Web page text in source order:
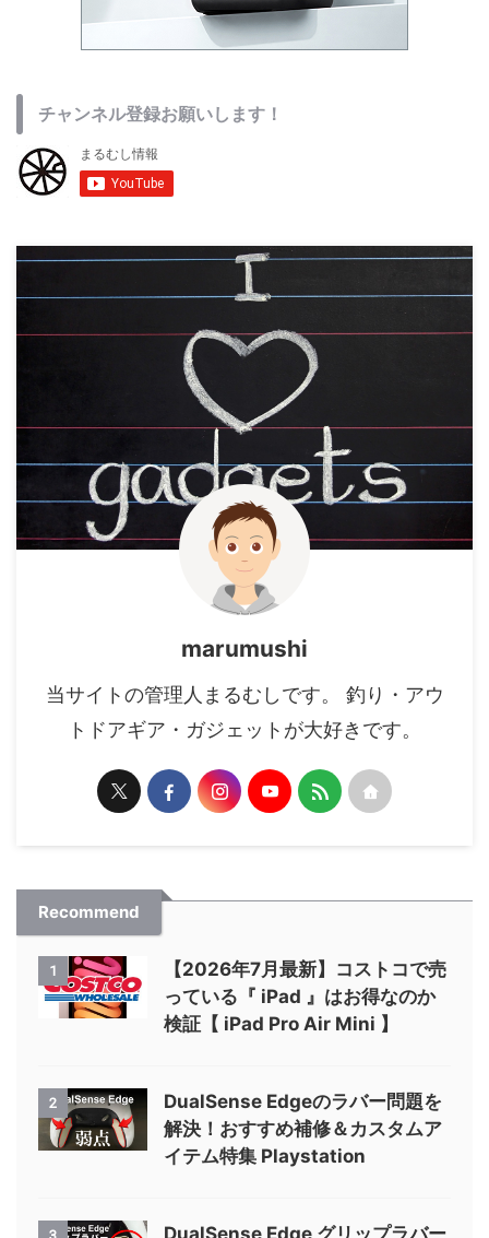
チャンネル登録お願いします！
marumushi
当サイトの管理人まるむしです。 釣り・アウ
トドアギア・ガジェットが大好きです。
Recommend
1
【2026年7月最新】コストコで売
っている『 iPad 』はお得なのか
検証【 iPad Pro Air Mini 】
2
DualSense Edgeのラバー問題を
解決！おすすめ補修＆カスタムア
イテム特集 Playstation